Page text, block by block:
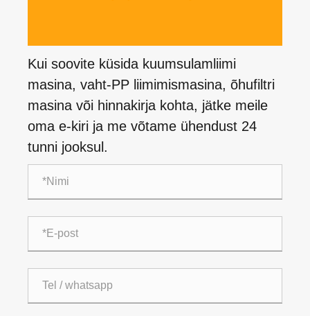
Kui soovite küsida kuumsulamliimi
masina, vaht-PP liimimismasina, õhufiltri
masina või hinnakirja kohta, jätke meile
oma e-kiri ja me võtame ühendust 24
tunni jooksul.